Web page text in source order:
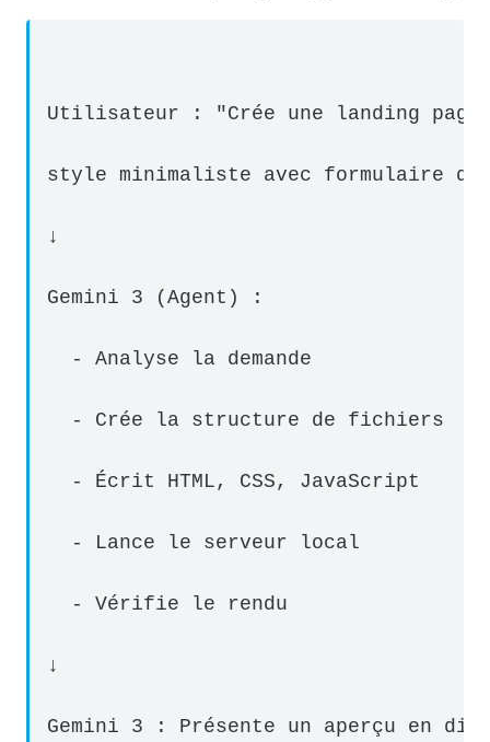
Utilisateur : "Crée une landing page
style minimaliste avec formulaire
↓
Gemini 3 (Agent) :
  - Analyse la demande
  - Crée la structure de fichiers
  - Écrit HTML, CSS, JavaScript
  - Lance le serveur local
  - Vérifie le rendu
↓
Gemini 3 : Présente un aperçu en